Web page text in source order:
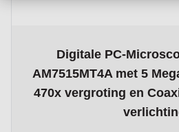
Digitale PC-
AM7515MT4A met 5
470x vergroting en
The price depends on the